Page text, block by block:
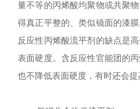
量不等的丙烯酸均聚物或共聚
得真正平整的、类似镜面的漆
反应性丙烯酸流平剂的缺点是
表面硬度。含反应性官能团的
也不降低表面硬度，有时还会提